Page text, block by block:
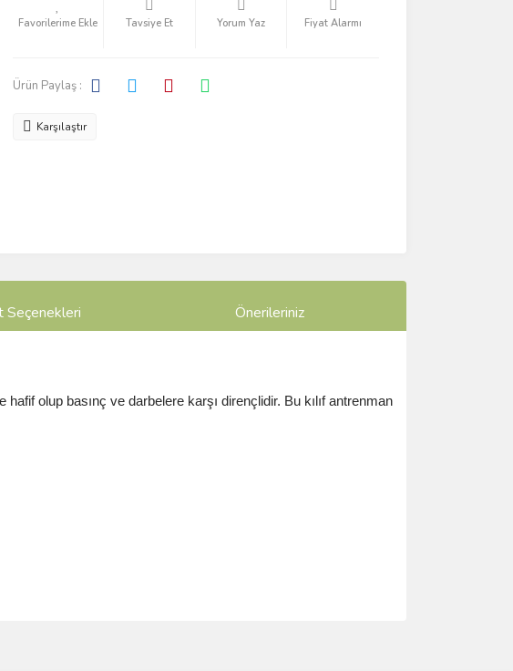
Tavsiye Et Yorum Yaz Fiyat Alarmı
Ürün Paylaş :
Karşılaştır
Seçenekleri Önerileriniz
olup basınç ve darbelere karşı dirençlidir. Bu kılıf antrenman